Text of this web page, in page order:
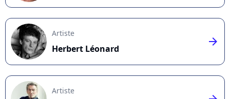
Artiste
Herbert Léonard
arrow_right
Artiste